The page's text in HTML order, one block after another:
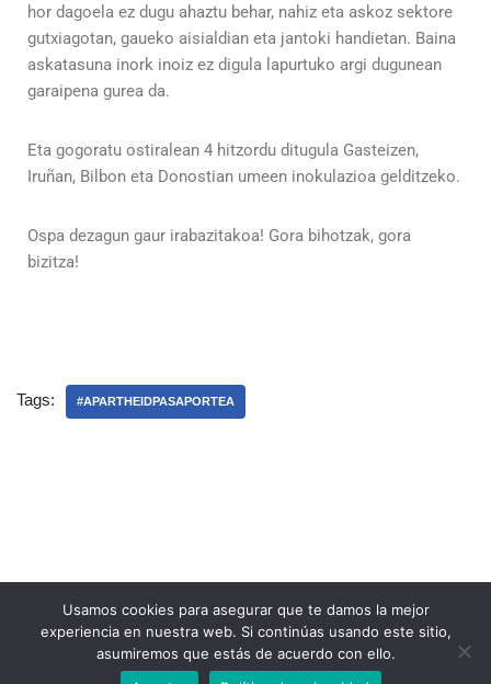
hor dagoela ez dugu ahaztu behar, nahiz eta askoz sektore
gutxiagotan, gaueko aisialdian eta jantoki handietan. Baina
askatasuna inork inoiz ez digula lapurtuko argi dugunean
garaipena gurea da.
Eta gogoratu ostiralean 4 hitzordu ditugula Gasteizen,
Iruñan, Bilbon eta Donostian umeen inokulazioa gelditzeko.
Ospa dezagun gaur irabazitakoa! Gora bihotzak, gora
bizitza!
Tags: #APARTHEIDPASAPORTEA
Usamos cookies para asegurar que te damos la mejor
experiencia en nuestra web. Si continúas usando este sitio,
asumiremos que estás de acuerdo con ello.